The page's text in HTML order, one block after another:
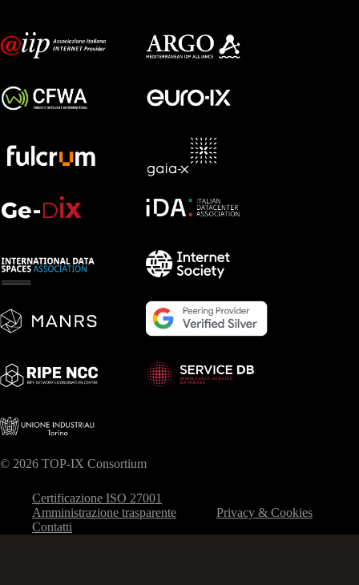
© 2026 TOP-IX Consortium
Certificazione ISO 27001
Amministrazione trasparente
Privacy & Cookies
Contatti